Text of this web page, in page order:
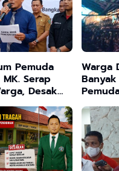
Pemuda
Serap
Desak
Pejabat
Warga
Desak
Sidak
Izin